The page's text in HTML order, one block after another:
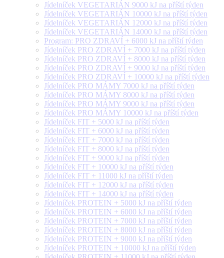
Jídelníček VEGETARIÁN 9000 kJ na příští týden
Jídelníček VEGETARIÁN 10000 kJ na příští týden
Jídelníček VEGETARIÁN 12000 kJ na příští týden
Jídelníček VEGETARIÁN 14000 kJ na příští týden
Program: PRO ZDRAVÍ + 6000 kJ na příští týden
Jídelníček PRO ZDRAVÍ + 7000 kJ na příští týden
Jídelníček PRO ZDRAVÍ + 8000 kJ na příští týden
Jídelníček PRO ZDRAVÍ + 9000 kJ na příští týden
Jídelníček PRO ZDRAVÍ + 10000 kJ na příští týden
Jídelníček PRO MÁMY 7000 kJ na příští týden
Jídelníček PRO MÁMY 8000 kJ na příští týden
Jídelníček PRO MÁMY 9000 kJ na příští týden
Jídelníček PRO MÁMY 10000 kJ na příští týden
Jídelníček FIT + 5000 kJ na příští týden
Jídelníček FIT + 6000 kJ na příští týden
Jídelníček FIT + 7000 kJ na příští týden
Jídelníček FIT + 8000 kJ na příští týden
Jídelníček FIT + 9000 kJ na příští týden
Jídelníček FIT + 10000 kJ na příští týden
Jídelníček FIT + 11000 kJ na příští týden
Jídelníček FIT + 12000 kJ na příští týden
Jídelníček FIT + 14000 kJ na příští týden
Jídelníček PROTEIN + 5000 kJ na příští týden
Jídelníček PROTEIN + 6000 kJ na příští týden
Jídelníček PROTEIN + 7000 kJ na příští týden
Jídelníček PROTEIN + 8000 kJ na příští týden
Jídelníček PROTEIN + 9000 kJ na příští týden
Jídelníček PROTEIN + 10000 kJ na příští týden